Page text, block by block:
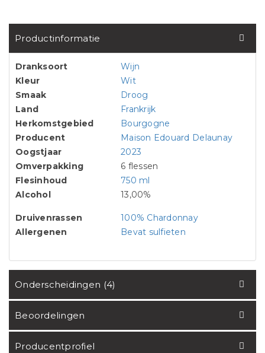
Productinformatie
Dranksoort
Wijn
Kleur
Wit
Smaak
Droog
Land
Frankrijk
Herkomstgebied
Bourgogne
Producent
Maison Edouard Delaunay
Oogstjaar
2023
Omverpakking
6 flessen
Flesinhoud
750 ml
Alcohol
13,00%
Druivenrassen
100% Chardonnay
Allergenen
Bevat sulfieten
Onderscheidingen (4)
Beoordelingen
Producentprofiel